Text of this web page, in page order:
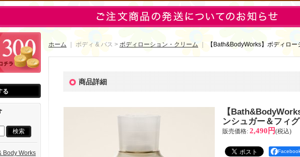
商品一覧 ショップコンセプト ご利用ガイド よくある
る
Body Works
ホーム ｜ ボディ & バス > ボディローション・クリーム 【Bath&BodyWorks】ボディロ
商品詳細
【
ンシュガー＆フィグ
販売価格: 2,490円(税込)